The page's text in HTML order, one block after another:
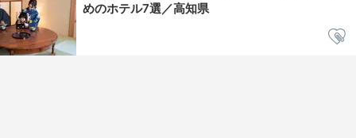
めのホテル7選／高知県